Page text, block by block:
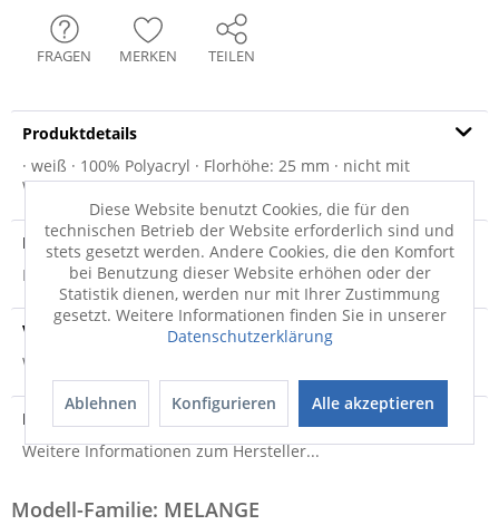
FRAGEN MERKEN TEILEN
Produktdetails
· weiß · 100% Polyacryl · Florhöhe: 25 mm · nicht mit
Weichspüler waschen · Maschinenwäsche...mehr
Produktsicherheit
Produktsicherheit
Versandinfo
Weitere Informationen zum Versand...
Hersteller
Weitere Informationen zum Hersteller...
Modell-Familie: MELANGE
Diese Website benutzt Cookies, die für den
technischen Betrieb der Website erforderlich sind und
stets gesetzt werden. Andere Cookies, die den Komfort
bei Benutzung dieser Website erhöhen oder der
Statistik dienen, werden nur mit Ihrer Zustimmung
gesetzt. Weitere Informationen finden Sie in unserer
Datenschutzerklärung
Ablehnen Konfigurieren Alle akzeptieren